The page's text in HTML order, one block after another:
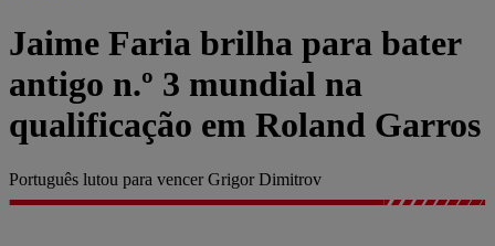
Jaime Faria brilha para bater
antigo n.º 3 mundial na
qualificação em Roland Garros
Português lutou para vencer Grigor Dimitrov